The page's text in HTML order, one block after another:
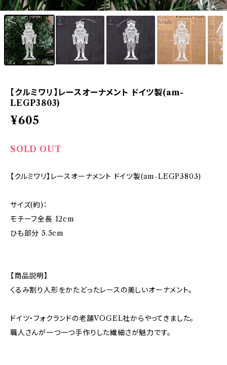
【クルミワリ】レースオーナメント ドイツ製(am-
LEGP3803)
¥605
SOLD OUT
【クルミワリ】レースオーナメント ドイツ製(am-LEGP3803)
サイズ(約)：
モチーフ全長 12cm
ひも部分 5.5cm
【商品説明】
くるみ割り人形をかたどったレースの美しいオーナメント。
ドイツ・フォクランドの老舗VOGEL社からやってきました。
職人さんが一つ一つ手作りした繊細さが魅力です。